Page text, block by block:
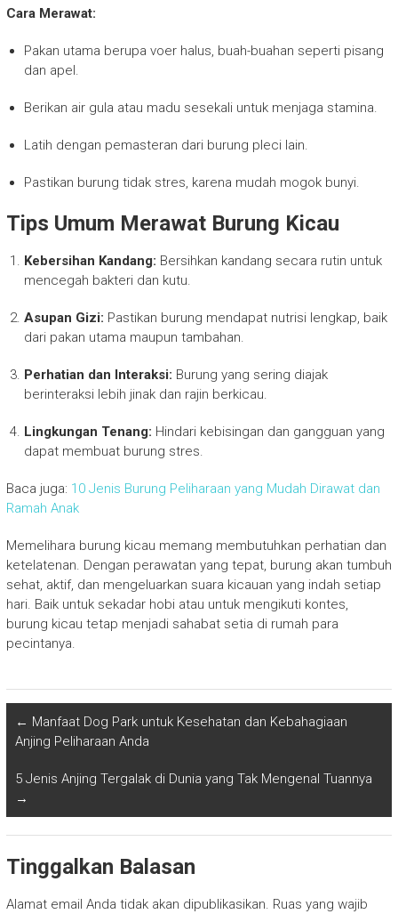
Cara Merawat:
Pakan utama berupa voer halus, buah-buahan seperti pisang
dan apel.
Berikan air gula atau madu sesekali untuk menjaga stamina.
Latih dengan pemasteran dari burung pleci lain.
Pastikan burung tidak stres, karena mudah mogok bunyi.
Tips Umum Merawat Burung Kicau
Kebersihan Kandang: Bersihkan kandang secara rutin untuk
mencegah bakteri dan kutu.
Asupan Gizi: Pastikan burung mendapat nutrisi lengkap, baik
dari pakan utama maupun tambahan.
Perhatian dan Interaksi: Burung yang sering diajak
berinteraksi lebih jinak dan rajin berkicau.
Lingkungan Tenang: Hindari kebisingan dan gangguan yang
dapat membuat burung stres.
Baca juga: 10 Jenis Burung Peliharaan yang Mudah Dirawat dan
Ramah Anak
Memelihara burung kicau memang membutuhkan perhatian dan
ketelatenan. Dengan perawatan yang tepat, burung akan tumbuh
sehat, aktif, dan mengeluarkan suara kicauan yang indah setiap
hari. Baik untuk sekadar hobi atau untuk mengikuti kontes,
burung kicau tetap menjadi sahabat setia di rumah para
pecintanya.
← Manfaat Dog Park untuk Kesehatan dan Kebahagiaan
Anjing Peliharaan Anda
5 Jenis Anjing Tergalak di Dunia yang Tak Mengenal Tuannya
→
Tinggalkan Balasan
Alamat email Anda tidak akan dipublikasikan. Ruas yang wajib